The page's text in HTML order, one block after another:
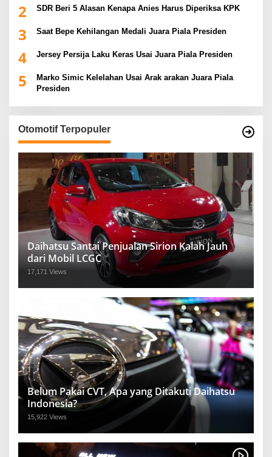
2 SDR Beri 5 Alasan Kenapa Anies Harus Diperiksa KPK
3 Saat Bepe Kehilangan Medali Juara Piala Presiden
4 Jersey Persija Laku Keras Usai Juara Piala Presiden
5
Marko Simic Kelelahan Usai Arak arakan Juara Piala
Presiden
Otomotif Terpopuler
Daihatsu Santai Penjualan Sirion Kalah Jauh
dari Mobil LCGC
17,171 Views
Belum Pakai CVT, Apa yang Ditakuti Daihatsu
Indonesia?
15,922 Views